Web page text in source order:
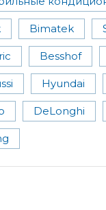
Bimatek
Besshof
Hyundai
DeLonghi